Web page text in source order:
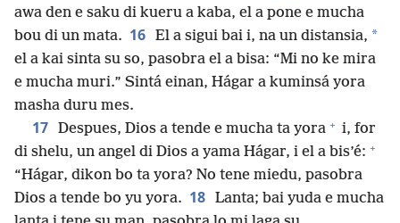
awa den e saku di kueru a kaba, el a pone e mucha
bou di un mata. 16 El a sigui bai i, na un distansia, *
el a kai sinta su so, pasobra el a bisa: “Mi no ke mira
e mucha muri.” Sintá einan, Hágar a kuminsá yora
masha duru mes.
17 Despues, Dios a tende e mucha ta yora + i, for
di shelu, un angel di Dios a yama Hágar, i el a bis’é: +
“Hágar, dikon bo ta yora? No tene miedu, pasobra
Dios a tende bo yu yora. 18 Lanta; bai yuda e mucha